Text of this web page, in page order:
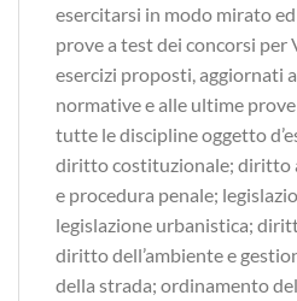
esercitarsi in modo mirato
prove a test dei concorsi per
esercizi proposti, aggiornati
normative e alle ultime
tutte le discipline oggetto
diritto costituzionale;
e procedura penale;
legislazione urbanistica;
diritto dell’ambiente e
della strada; ordinamento